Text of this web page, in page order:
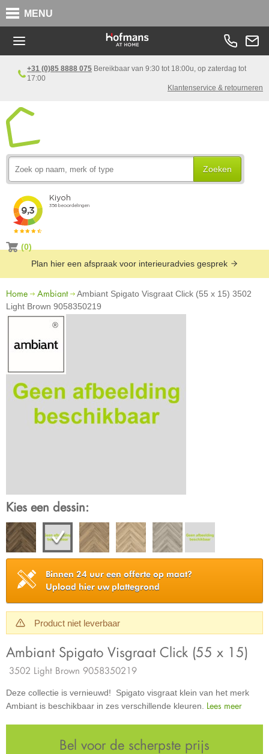
MENU
+31 (0)85 8888 075 Bereikbaar van 9:30 tot 18:00u, op zaterdag tot
17:00
Klantenservice & retourneren
Zoeken
(0)
Plan hier een afspraak voor interieuradvies gesprek
Home Ambiant
Ambiant Spigato Visgraat Click (55 x 15) 3502
Light Brown 9058350219
Kies een dessin:
Binnen 24 uur een offerte op maat?
Upload hier uw plattegrond
Product niet leverbaar
Ambiant Spigato Visgraat Click (55 x 15)
3502 Light Brown 9058350219
Deze collectie is vernieuwd! Spigato visgraat klein van het merk
Ambiant is beschikbaar in zes verschillende kleuren. Lees meer
Bel voor de scherpste prijs